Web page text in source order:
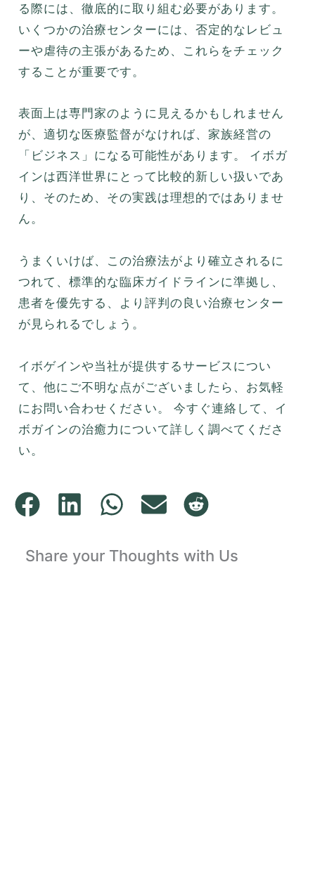
る際には、徹底的に取り組む必要があります。
いくつかの治療センターには、否定的なレビュ
ーや虐待の主張があるため、これらをチェック
することが重要です。
表面上は専門家のように見えるかもしれません
が、適切な医療監督がなければ、家族経営の
「ビジネス」になる可能性があります。 イボガ
インは西洋世界にとって比較的新しい扱いであ
り、そのため、その実践は理想的ではありませ
ん。
うまくいけば、この治療法がより確立されるに
つれて、標準的な臨床ガイドラインに準拠し、
患者を優先する、より評判の良い治療センター
が見られるでしょう。
イボゲインや当社が提供するサービスについ
て、他にご不明な点がございましたら、お気軽
にお問い合わせください。 今すぐ連絡して、イ
ボガインの治癒力について詳しく調べてくださ
い。
Share your Thoughts with Us